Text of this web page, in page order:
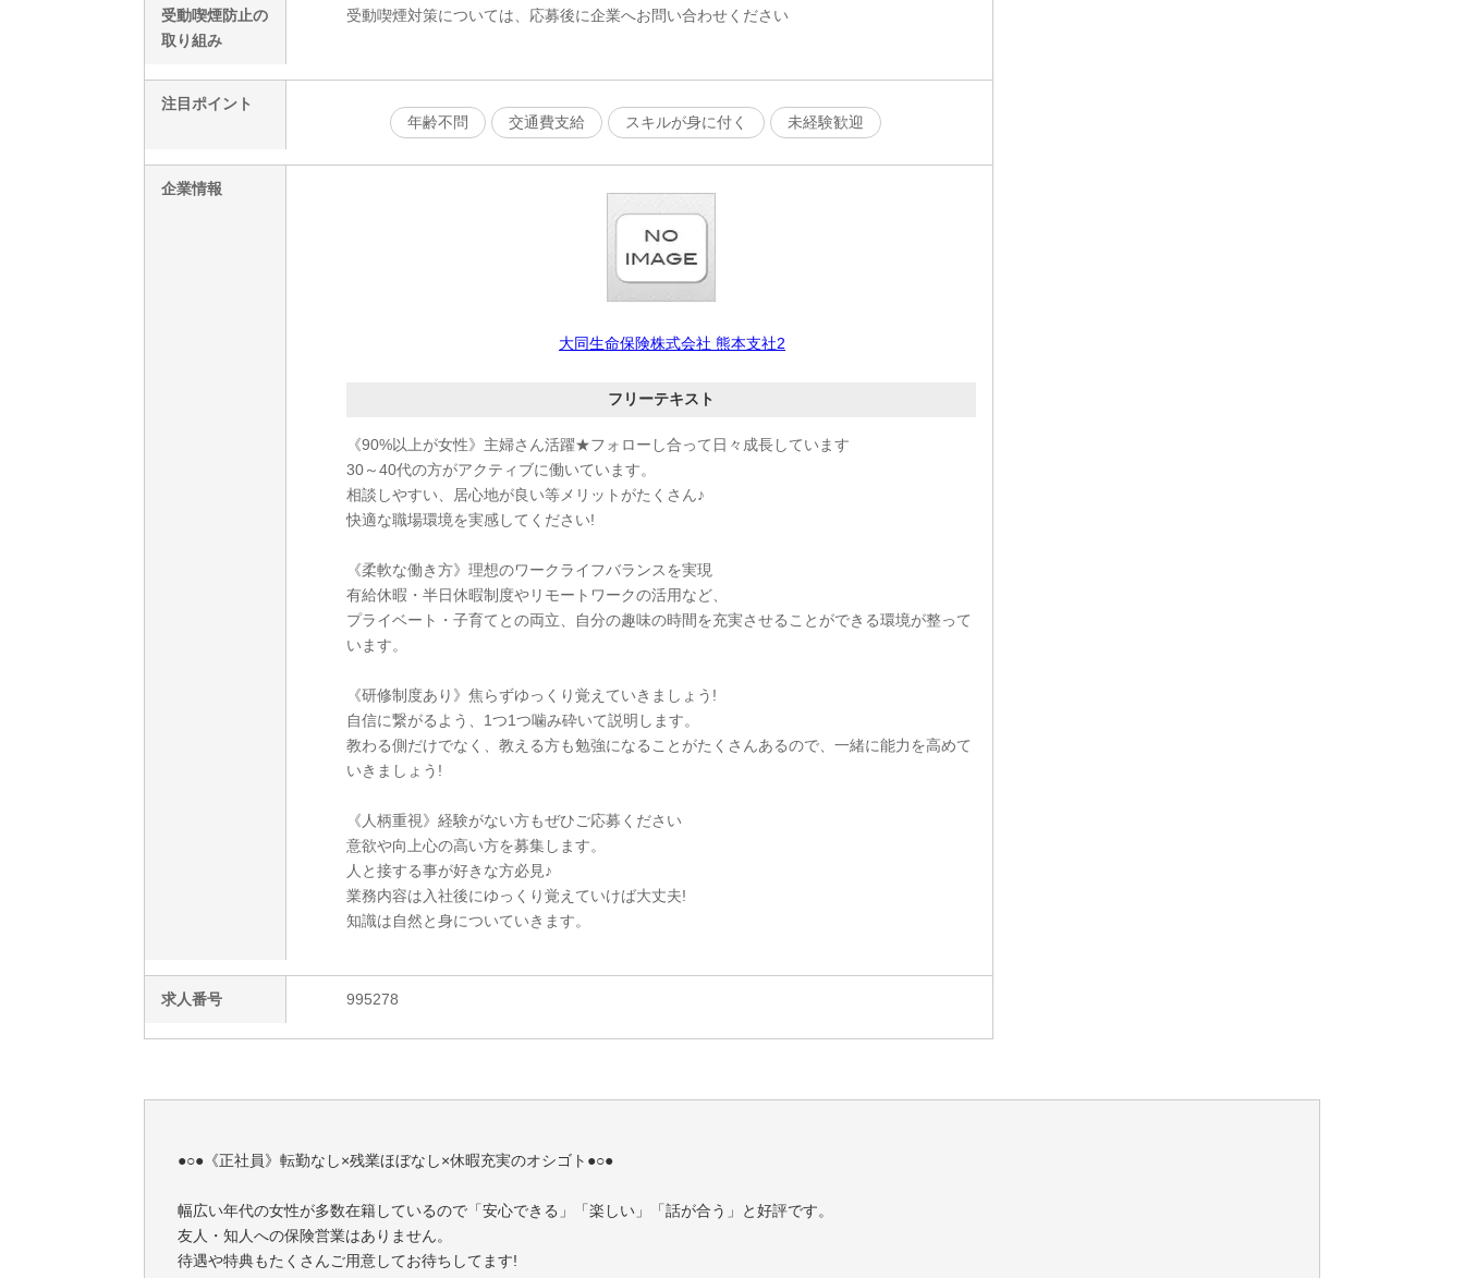
受動喫煙防止の
取り組み
受動喫煙対策については、応募後に企業へお問い合わせください
注目ポイント
年齢不問
交通費支給 スキルが身に付く 未経験歓迎
企業情報
大同生命保険株式会社 熊本支社2
フリーテキスト
《90%以上が女性》主婦さん活躍★フォローし合って日々成長しています
30～40代の方がアクティブに働いています。
相談しやすい、居心地が良い等メリットがたくさん♪
快適な職場環境を実感してください!
《柔軟な働き方》理想のワークライフバランスを実現
有給休暇・半日休暇制度やリモートワークの活用など、
プライベート・子育てとの両立、自分の趣味の時間を充実させることができる環境が整って
います。
《研修制度あり》焦らずゆっくり覚えていきましょう!
自信に繋がるよう、1つ1つ噛み砕いて説明します。
教わる側だけでなく、教える方も勉強になることがたくさんあるので、一緒に能力を高めて
いきましょう!
《人柄重視》経験がない方もぜひご応募ください
意欲や向上心の高い方を募集します。
人と接する事が好きな方必見♪
業務内容は入社後にゆっくり覚えていけば大丈夫!
知識は自然と身についていきます。
求人番号 995278
●○●《正社員》転勤なし×残業ほぼなし×休暇充実のオシゴト●○●
幅広い年代の女性が多数在籍しているので「安心できる」「楽しい」「話が合う」と好評です。
友人・知人への保険営業はありません。
待遇や特典もたくさんご用意してお待ちしてます!